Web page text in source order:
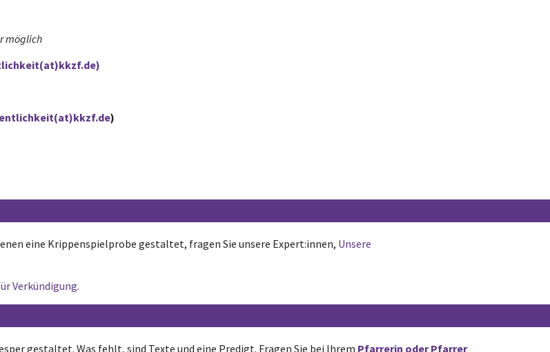
möglich
)
eine Krippenspielprobe gestaltet, fragen Sie unsere Expert:innen, Unsere
Verkündigung.
gestaltet. Was fehlt, sind Texte und eine Predigt. Fragen Sie bei Ihrem Pfarrerin oder Pfarrer